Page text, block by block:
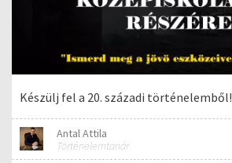
Készülj fel a 20. századi történelemből!
Antal Attila
Történelemtanár